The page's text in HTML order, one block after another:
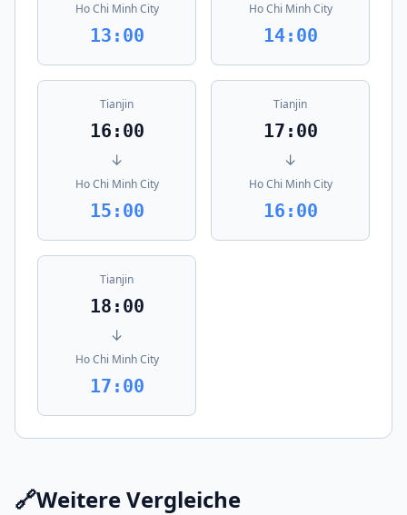
Ho Chi Minh City
13:00
Ho Chi Minh City
14:00
Tianjin
16:00
↓
Ho Chi Minh City
15:00
Tianjin
17:00
↓
Ho Chi Minh City
16:00
Tianjin
18:00
↓
Ho Chi Minh City
17:00
🔗Weitere Vergleiche